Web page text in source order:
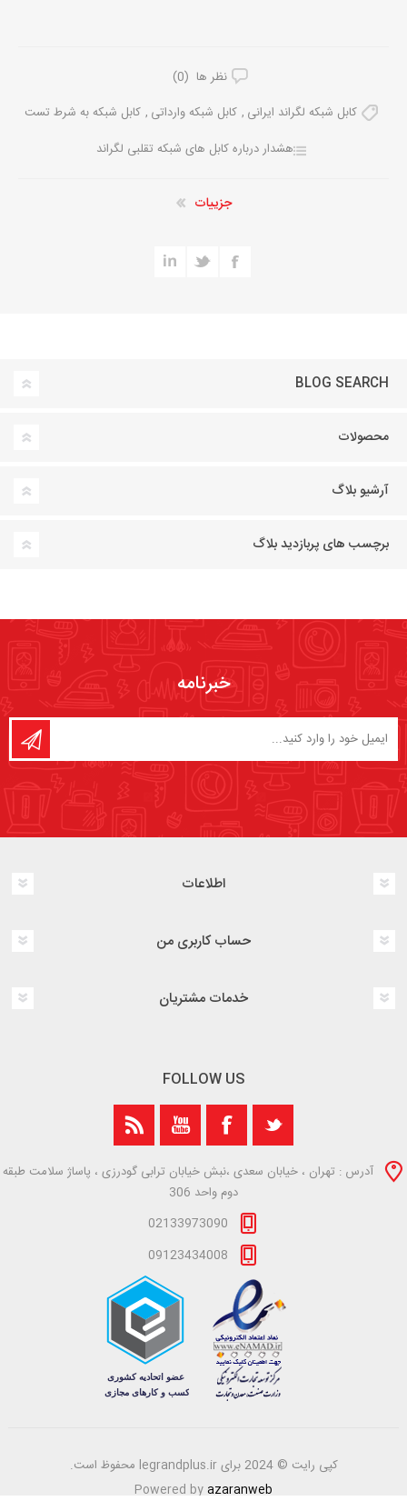
نظر ها (0)
کابل شبکه لگراند ایرانی , کابل شبکه وارداتی , کابل شبکه به شرط تست
هشدار درباره کابل های شبکه تقلبی لگراند
جزییات
BLOG SEARCH
محصولات
آرشیو بلاگ
برچسب های پربازدید بلاگ
خبرنامه
اطلاعات
حساب کاربری من
خدمات مشتریان
FOLLOW US
آدرس : تهران ، خیابان سعدی ،نبش خیابان ترابی گودرزی ، پاساژ سلامت طبقه
دوم واحد 306
02133973090
09123434008
کپی رایت © 2024 برای legrandplus.ir محفوظ است.
Powered byazaranweb